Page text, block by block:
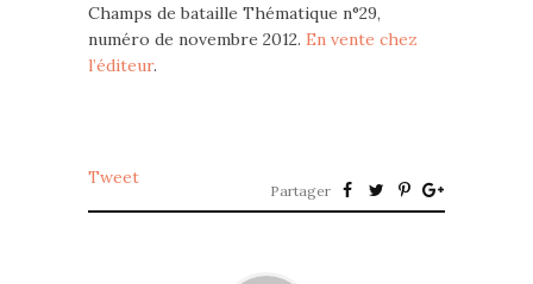
Champs de bataille Thématique n°29,
numéro de novembre 2012. En vente chez
l’éditeur.
Tweet
Partager